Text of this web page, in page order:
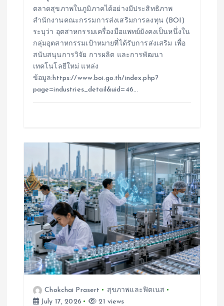
ตลาดสุขภาพในภูมิภาคได้อย่างมีประสิทธิภาพ
สำนักงานคณะกรรมการส่งเสริมการลงทุน (BOI)
ระบุว่า อุตสาหกรรมเครื่องมือแพทย์ยังคงเป็นหนึ่งใน
กลุ่มอุตสาหกรรมเป้าหมายที่ได้รับการส่งเสริม เพื่อ
สนับสนุนการวิจัย การผลิต และการพัฒนา
เทคโนโลยีใหม่ แหล่ง
ข้อมูล:https://www.boi.go.th/index.php?
page=industries_detail&uid=46…
Chokchai Prasert
สุขภาพและฟิตเนส
July 17, 2026
21 views